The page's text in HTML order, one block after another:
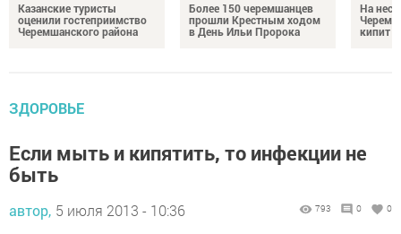
Казанские туристы
оценили гостеприимство
Черемшанского района
Более 150 черемшанцев
прошли Крестным ходом
в День Ильи Пророка
На
кипит
ЗДОРОВЬЕ
Если мыть и кипятить, то инфекции не
быть
автор, 5 июля 2013 - 10:36 793 0 0